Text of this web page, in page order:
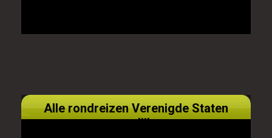
Alle rondreizen Verenigde Staten
vergelijken